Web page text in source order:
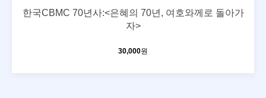
한국CBMC 70년사:<은혜의 70년, 여호와께로 돌아가
자>
30,000원